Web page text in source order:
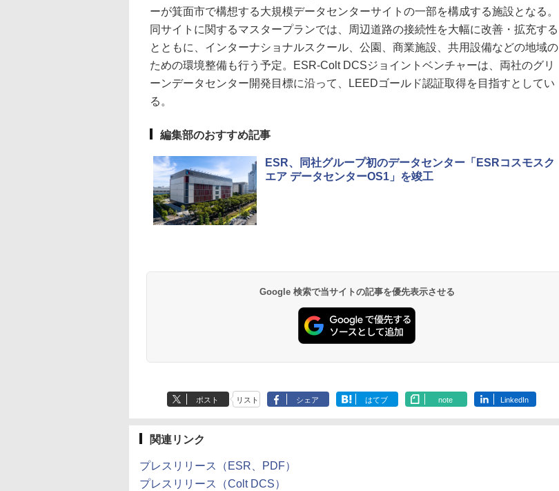
ーが箕面市で構想する大規模データセンターサイトの一部を構成する施設となる。
同サイトに関するマスタープランでは、周辺道路の接続性を大幅に改善・拡充する
とともに、インターナショナルスクール、公園、商業施設、共用設備などの地域の
ための環境整備も行う予定。ESR-Colt DCSジョイントベンチャーは、両社のグリ
ーンデータセンター開発目標に沿って、LEEDゴールド認証取得を目指すとしてい
る。
編集部のおすすめ記事
ESR、同社グループ初のデータセンター「ESRコスモスク
エア データセンターOS1」を竣工
Google 検索で当サイトの記事を優先表示させる
ポスト リスト シェア はてブ note LinkedIn
関連リンク
プレスリリース（ESR、PDF）
プレスリリース（Colt DCS）